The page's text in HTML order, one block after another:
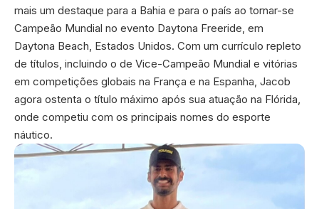
mais um destaque para a Bahia e para o país ao tornar-se
Campeão Mundial no evento Daytona Freeride, em
Daytona Beach, Estados Unidos. Com um currículo repleto
de títulos, incluindo o de Vice-Campeão Mundial e vitórias
em competições globais na França e na Espanha, Jacob
agora ostenta o título máximo após sua atuação na Flórida,
onde competiu com os principais nomes do esporte
náutico.